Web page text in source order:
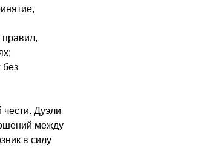
без
чести. Дуэли
между
в силу